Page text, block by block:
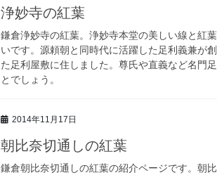
浄妙寺の紅葉
鎌倉浄妙寺の紅葉。浄妙寺本堂の美しい線と紅
いです。源頼朝と同時代に活躍した足利義兼が
た足利屋敷に住しました。尊氏や直義など名門
とでしょう。
2014年11月17日
朝比奈切通しの紅葉
鎌倉朝比奈切通しの紅葉の紹介ページです。朝